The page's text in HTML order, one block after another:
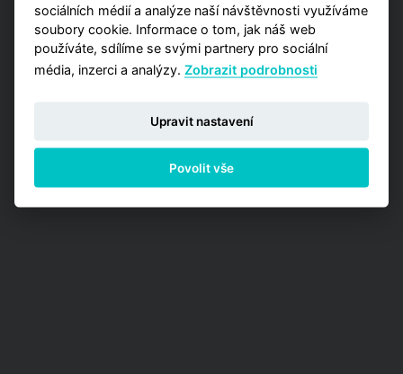
sociálních médií a analýze naší návštěvnosti využíváme
soubory cookie. Informace o tom, jak náš web
používáte, sdílíme se svými partnery pro sociální
média, inzerci a analýzy.Zobrazit podrobnosti
Upravit nastavení
Povolit vše